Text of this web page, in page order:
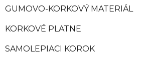
GUMOVO-KORKOVÝ MATERIÁL
KORKOVÉ PLATNE
SAMOLEPIACI KOROK